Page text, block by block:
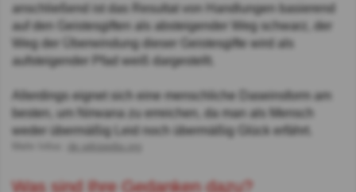
anschließend ist das Resultat von Handlungen basierend
auf den Geistesgiften als absteigender Weg schwarz, der
Weg der Überwindung dieser Geistesgifte wird als
aufsteigender Pfad weiß dargestellt.
Allerdings eignet sich eine menschliche Daseinsform am
besten, um Nirwana zu erreichen, da man als Mensch
weder übermäßig Leid noch übermäßig Glück erfährt.
Was sind Ihre Gedanken dazu?